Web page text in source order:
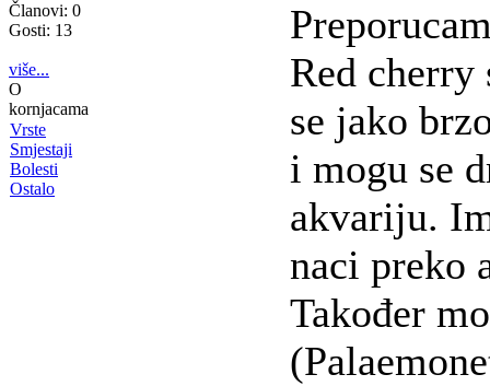
Članovi: 0
Gosti: 13
više...
O
kornjacama
Vrste
Smjestaji
Bolesti
Ostalo
Red cherry
se jako
i mogu se
akvariju.
naci preko
Također